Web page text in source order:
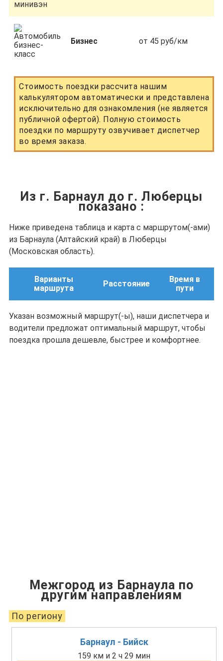
Бизнес от 45 руб/км
Стоимость поездки рассчита нашим
калькулятором автоматически и представлена
исключительно для ознакомления (не является
публичной офертой). Полную стоимость
поездки по маршруту озвучивает диспетчер
во время заказа.
Из г. Барнаул до г. Люберцы
показано :
Ниже приведена таблица и карта с маршрутом(-ами)
из Барнаула (Алтайский край) в Люберцы
(Московская область).
Варианты
маршрута
Расстояние
Время в
пути
Указан возможный маршрут(-ы), наши диспетчера и
водители предложат оптимальный маршрут, чтобы
поездка прошла дешевле, быстрее и комфортнее.
Межгород из Барнаула по
другим направлениям
По региону
Барнаул - Бийск
159 км и 2 ч 29 мин